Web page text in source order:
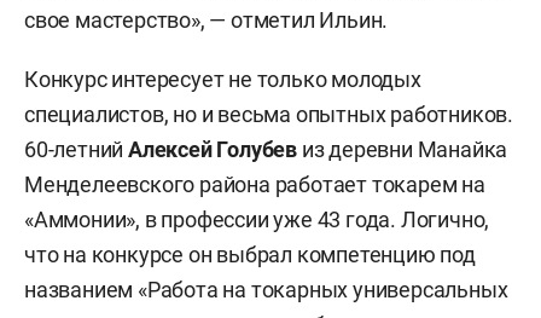
свое мастерство», — отметил Ильин.
Конкурс интересует не только молодых
специалистов, но и весьма опытных работников.
60-летнийАлексей Голубев из деревни Манайка
Менделеевского района работает токарем на
«Аммонии», в профессии уже 43 года. Логично,
что на конкурсе он выбрал компетенцию под
названием «Работа на токарных универсальных